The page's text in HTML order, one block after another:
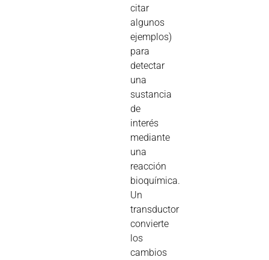
citar
algunos
ejemplos)
para
detectar
una
sustancia
de
interés
mediante
una
reacción
bioquímica.
Un
transductor
convierte
los
cambios